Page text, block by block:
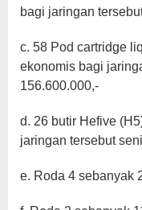
bagi jaringan
c. 58 Pod cartridge
ekonomis bagi
156.600.000,-
d. 26 butir Hefive
jaringan tersebut
e. Roda 4 sebanyak